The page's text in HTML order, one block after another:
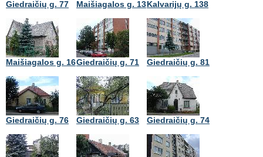
Giedraičių g. 77 Maišiagalos g. 13Kalvarijų g. 138
Maišiagalos g. 16Giedraičių g. 71 Giedraičių g. 81
Giedraičių g. 76 Giedraičių g. 63 Giedraičių g. 74